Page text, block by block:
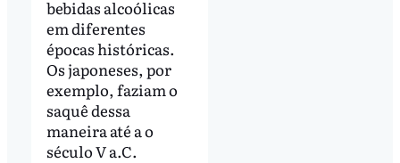
bebidas alcoólicas
em diferentes
épocas históricas.
Os japoneses, por
exemplo, faziam o
saquê dessa
maneira até a o
século V a.C.